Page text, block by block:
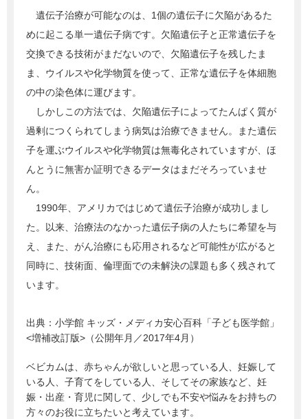
遺伝子治療が可能なのは、1個の遺伝子に欠陥があるた
めに起こる単一遺伝子病です。欠陥遺伝子と正常遺伝子を
交換できる技術がまだないので、欠陥遺伝子を残したま
ま、ウイルスや化学物質を使って、正常な遺伝子を体細胞
の中の染色体に運びます。
しかしこの方法では、欠陥遺伝子によってたんぱく質が
過剰につくられてしまう病気は治療できません。また遺伝
子を運ぶウイルスや化学物質は無毒化されていますが、ほ
んとうに無害か証明できるデータはまだそろっていませ
ん。
1990年、アメリカではじめて遺伝子治療が成功しまし
た。以来、治療法のなかった遺伝子病の人たちに希望を与
え、また、がん治療にも応用されるなど可能性が広がると
同時に、技術面、倫理面での未解決の課題も多く残されて
います。
出典： 小学館 キッズ・メディカ安心百科「子ども医学館」
<増補改訂版>（公開年月／2017年4月）
ベビカムは、赤ちゃんが欲しいと思っている人、妊娠して
いる人、子育てをしている人、そしてその家族など、妊
娠・出産・育児に関して、少しでも不安や悩みをお持ちの
方々のお役に立ちたいと考えています。